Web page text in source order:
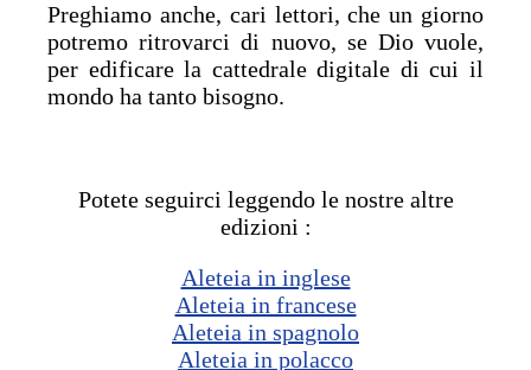
Preghiamo anche, cari lettori, che un giorno
potremo ritrovarci di nuovo, se Dio vuole,
per edificare la cattedrale digitale di cui il
mondo ha tanto bisogno.
Potete seguirci leggendo le nostre altre
edizioni :
Aleteia in inglese
Aleteia in francese
Aleteia in spagnolo
Aleteia in polacco